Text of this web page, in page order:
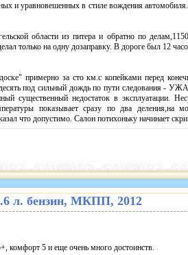
и уравновешенных в стиле вождения
области из питера и обратно по
только на одну дозаправку. В дороге был 12
примерно за сто км.с копейками перед
под сильный дождь по пути следования -
существенный недостаток в эксплуатации.
показывает сразу по два деления,на
что допустимо. Салон потихоньку начинает
л. бензин, МКПП, 2012
комфорт 5 и еще очень много достоинств.